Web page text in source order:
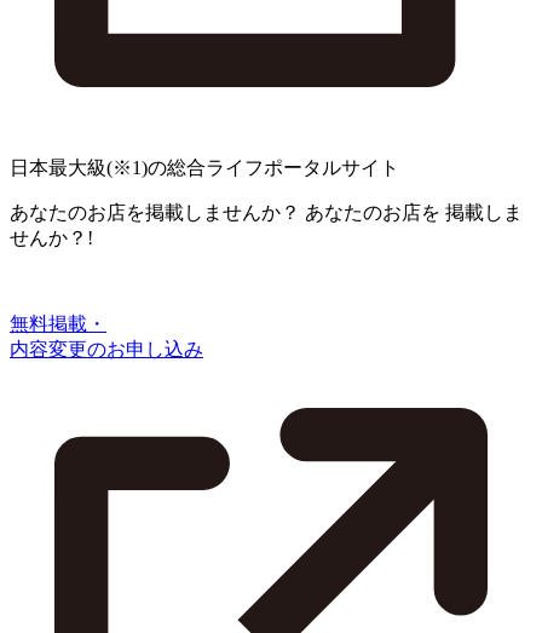
日本最大級(※1)の総合ライフポータルサイト
あなたのお店を掲載しませんか？ あなたのお店を 掲載しま
せんか？!
無料掲載・
内容変更のお申し込み